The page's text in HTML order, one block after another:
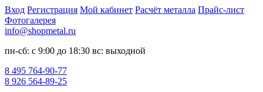
Вход Регистрация Мой кабинет Расчёт металла Прайс-лист
Фотогалерея
info@shopmetal.ru
пн-сб: с 9:00 до 18:30 вс: выходной
8 495 764-90-77
8 926 564-89-25